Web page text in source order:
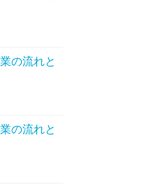
の流れと
の流れと